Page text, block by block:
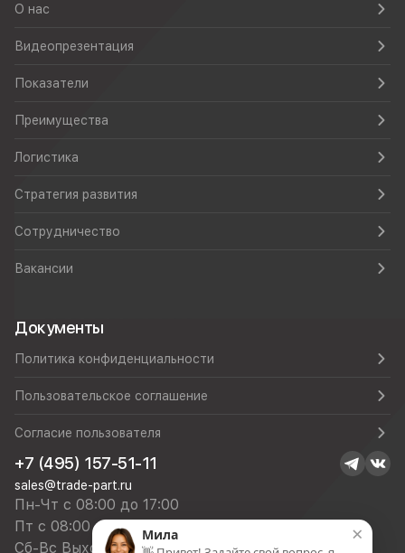
О нас
Видеопрезентация
Показатели
Преимущества
Логистика
Стратегия развития
Сотрудничество
Вакансии
Документы
Политика конфиденциальности
Пользовательское соглашение
Согласие пользователя
+7 (495) 157-51-11
sales@trade-part.ru
Пн-Чт с 08:00 до 17:00
Пт с 08:00 до 16:00
Сб-Вс Выходной
×
Мила